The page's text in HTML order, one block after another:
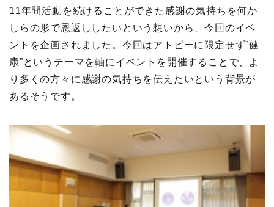
11年間活動を続けることができた感謝の気持ちを何か
しらの形で恩返ししたいという想いから、今回のイベ
ントを企画されました。今回はアトピーに限定せず”健
康”というテーマを軸にイベントを開催することで、よ
り多くの方々に感謝の気持ちを伝えたいという背景が
あるそうです。